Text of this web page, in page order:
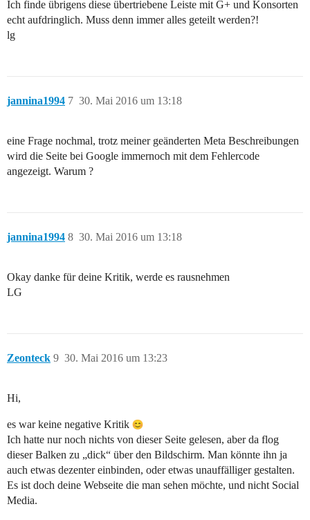
Ich finde übrigens diese übertriebene Leiste mit G+ und Konsorten
echt aufdringlich. Muss denn immer alles geteilt werden?!
lg
jannina1994 30. Mai 2016 um 13:18
7
eine Frage nochmal, trotz meiner geänderten Meta Beschreibungen
wird die Seite bei Google immernoch mit dem Fehlercode
angezeigt. Warum ?
jannina1994 30. Mai 2016 um 13:18
8
Okay danke für deine Kritik, werde es rausnehmen
LG
Zeonteck 30. Mai 2016 um 13:23
9
Hi,
es war keine negative Kritik
Ich hatte nur noch nichts von dieser Seite gelesen, aber da flog
dieser Balken zu „dick“ über den Bildschirm. Man könnte ihn ja
auch etwas dezenter einbinden, oder etwas unauffälliger gestalten.
Es ist doch deine Webseite die man sehen möchte, und nicht Social
Media.